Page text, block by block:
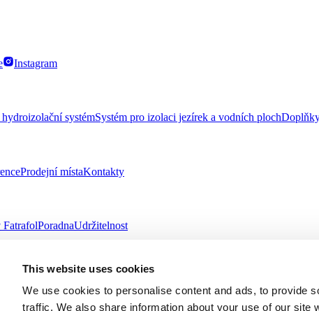
This website uses cookies
We use cookies to personalise content and ads, to provide
traffic. We also share information about your use of our site
Instagram
systémSystém pro izolaci jezírek a vodních ploch
Prodejní místaKontakty
PoradnaUdržitelnost